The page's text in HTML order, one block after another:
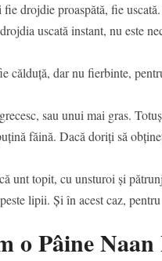
drojdie proaspătă, fie
uscată instant, nu este
călduță, dar nu fierbinte,
sau unui mai gras.
făină. Dacă doriți să
unt topit, cu unsturoi și
lipii. Și în acest caz,
o Pâine Naan